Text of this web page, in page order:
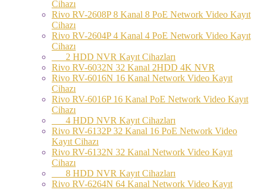
Cihazı
Rivo RV-2608P 8 Kanal 8 PoE Network Video Kayıt
Cihazı
Rivo RV-2604P 4 Kanal 4 PoE Network Video Kayıt
Cihazı
2 HDD NVR Kayıt Cihazları
Rivo RV-6032N 32 Kanal 2HDD 4K NVR
Rivo RV-6016N 16 Kanal Network Video Kayıt
Cihazı
Rivo RV-6016P 16 Kanal PoE Network Video Kayıt
Cihazı
4 HDD NVR Kayıt Cihazları
Rivo RV-6132P 32 Kanal 16 PoE Network Video
Kayıt Cihazı
Rivo RV-6132N 32 Kanal Network Video Kayıt
Cihazı
8 HDD NVR Kayıt Cihazları
Rivo RV-6264N 64 Kanal Network Video Kayıt